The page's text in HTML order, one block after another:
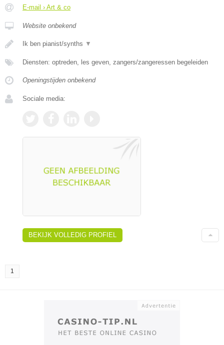
E-mail › Art & co
Website onbekend
Ik ben pianist/synths ▼
Diensten: optreden, les geven, zangers/zangeressen begeleiden
Openingstijden onbekend
Sociale media:
BEKIJK VOLLEDIG PROFIEL
1